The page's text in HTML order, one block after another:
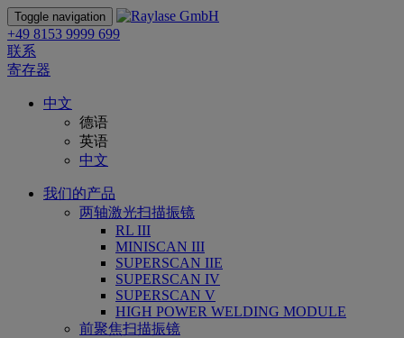
Toggle navigation
+49 8153 9999 699
联系
寄存器
中文
德语
英语
中文
我们的产品
两轴激光扫描振镜
RL III
MINISCAN III
SUPERSCAN IIE
SUPERSCAN IV
SUPERSCAN V
HIGH POWER WELDING MODULE
前聚焦扫描振镜